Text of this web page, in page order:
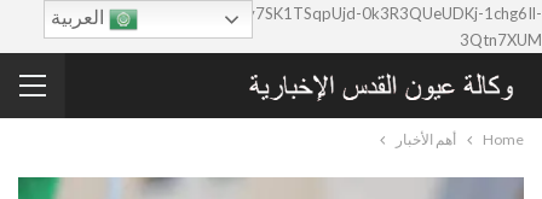
google-site-verification=0y7SK1TSqpUjd-0k3R3QUeUDKj-1chg6Il-
3Qtn7XUM
Home أهم الأخبار
العربية